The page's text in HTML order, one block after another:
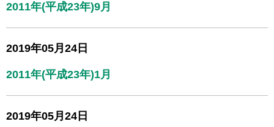
2011年(平成23年)9月
2019年05月24日
2011年(平成23年)1月
2019年05月24日